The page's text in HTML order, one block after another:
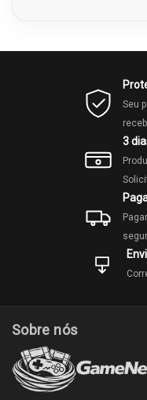
Seu
3
Sobre nós